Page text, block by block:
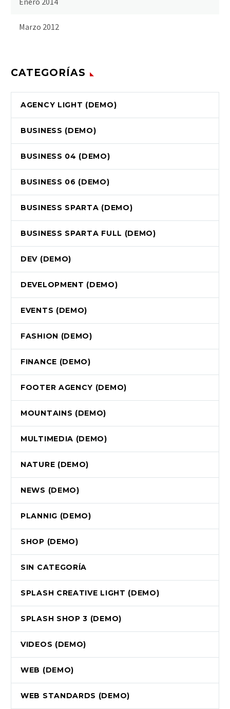
Marzo 2012
CATEGORÍAS
AGENCY LIGHT (DEMO)
BUSINESS (DEMO)
BUSINESS 04 (DEMO)
BUSINESS 06 (DEMO)
BUSINESS SPARTA (DEMO)
BUSINESS SPARTA FULL (DEMO)
DEV (DEMO)
DEVELOPMENT (DEMO)
EVENTS (DEMO)
FASHION (DEMO)
FINANCE (DEMO)
FOOTER AGENCY (DEMO)
MOUNTAINS (DEMO)
MULTIMEDIA (DEMO)
NATURE (DEMO)
NEWS (DEMO)
PLANNIG (DEMO)
SHOP (DEMO)
SIN CATEGORÍA
SPLASH CREATIVE LIGHT (DEMO)
SPLASH SHOP 3 (DEMO)
VIDEOS (DEMO)
WEB (DEMO)
WEB STANDARDS (DEMO)